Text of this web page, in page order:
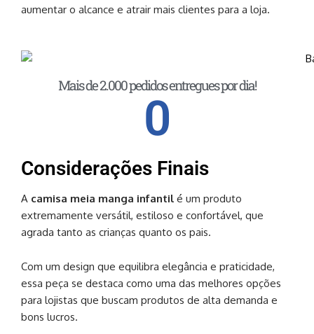
aumentar o alcance e atrair mais clientes para a loja.
Mais de 2.000 pedidos entregues por dia!
0
Considerações Finais
A camisa meia manga infantil é um produto
extremamente versátil, estiloso e confortável, que
agrada tanto as crianças quanto os pais.
Com um design que equilibra elegância e praticidade,
essa peça se destaca como uma das melhores opções
para lojistas que buscam produtos de alta demanda e
bons lucros.